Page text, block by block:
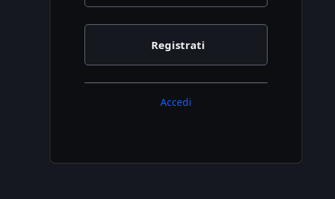
Accedi